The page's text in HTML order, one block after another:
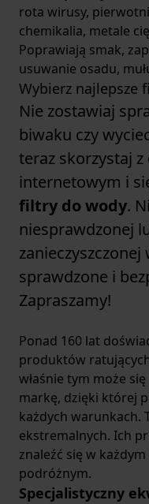
rota wirusy,
chemikalia, metale
Poprawiają smak,
usuwanie osadu,
Wybierz najlepsze
Nie zostawiaj
biwaku czy
teraz skorzystaj
internetowym i
filtry do wody.
niesprawdzonej
sprawdzone i
Zapraszamy!
Ponad 160 lat
produktów
właśnie tym może
markę, dzięki której
każdych warunkach.
ekstremalnych. Ich
znaleźć się w
podróżnym.
Specjalistyczny